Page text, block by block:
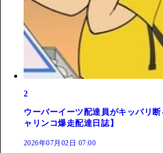
2
ウーバーイーツ配達員がキッパリ
ャリンコ爆走配達日誌】
2026年07月02日 07:00